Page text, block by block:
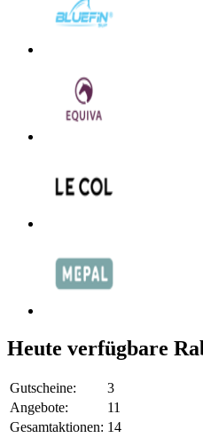
Heute verfügbare
Gutscheine:
3
Angebote:
11
Gesamtaktionen: 14